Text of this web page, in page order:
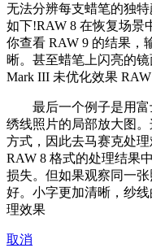
无法分辨每支蜡笔的独
如下!RAW 8 在恢复场景
你查看 RAW 9 的结果，
晰。甚至蜡笔上闪亮的
Mark III 未优化效果
最后一个例子是用富
绣线照片的局部放大图
方式，因此去马赛克处
RAW 8 格式的处理结果
损失。但如果观察同一
好。小字更加清晰，纱
理效果
取消